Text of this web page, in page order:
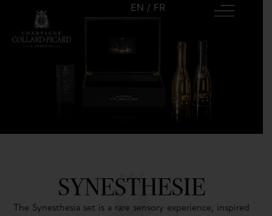
EN / FR
SYNESTHESIE
The Synesthesia set is a rare sensory experience, inspired